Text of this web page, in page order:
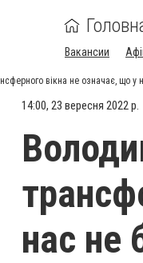
Вакансии
вікна не означає, що у
14:00, 23 вересня 2022 р.
нас не